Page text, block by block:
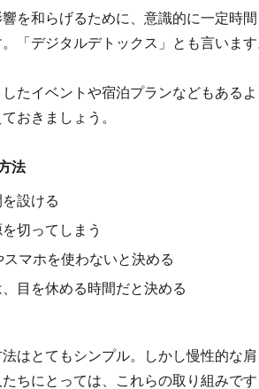
を和らげるために、意識的に一定時
「デジタルデトックス」とも言います
たイベントや宿泊プランなどもある
おきましょう。
法
設ける
切ってしまう
マホを使わないと決める
目を休める時間だと決める
はとてもシンプル。しかし慢性的な
ちにとっては、これらの取り組みで